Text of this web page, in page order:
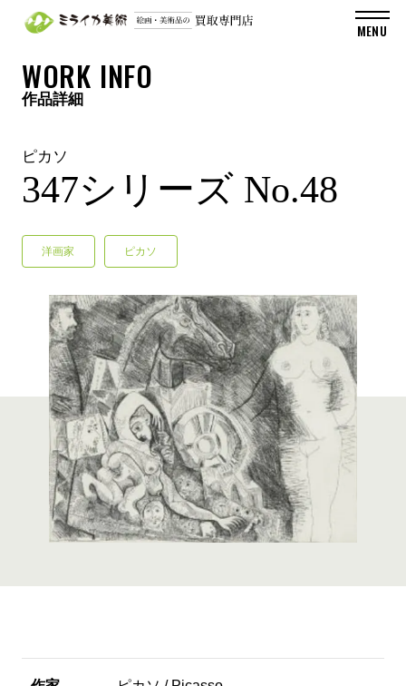
WORK INFO
作品詳細
ピカソ
347シリーズ No.48
洋画家 ピカソ